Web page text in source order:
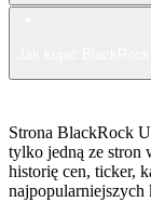
Strona BlackRock
tylko jedną ze stron
historię cen, ticker,
najpopularniejszych